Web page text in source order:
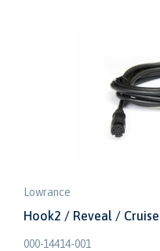
Lowrance
Hook2 / Reveal /
000-14414-001